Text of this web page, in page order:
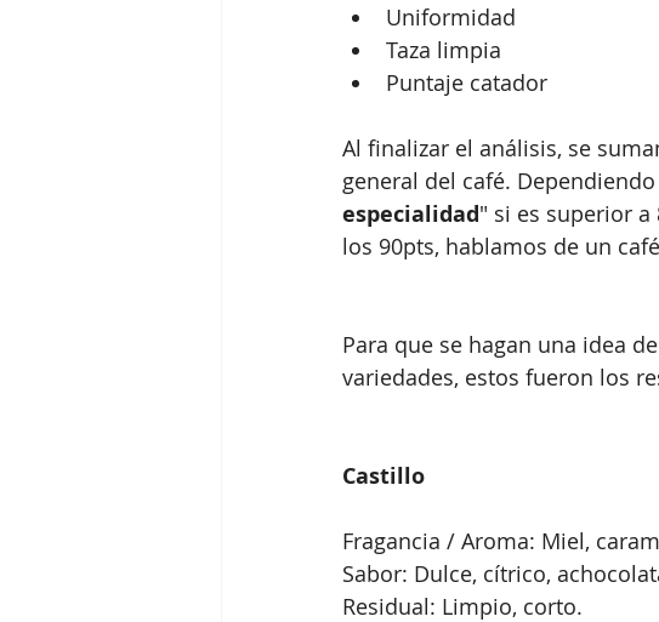
Uniformidad
Taza limpia
Puntaje catador
Al finalizar el análisis, se
general del café.
especialidad" si es superior a
los 90pts, hablamos de un
Para que se hagan una idea
variedades, estos fueron los
Castillo
Fragancia / Aroma: Miel,
Sabor: Dulce, cítrico,
Residual: Limpio, corto.